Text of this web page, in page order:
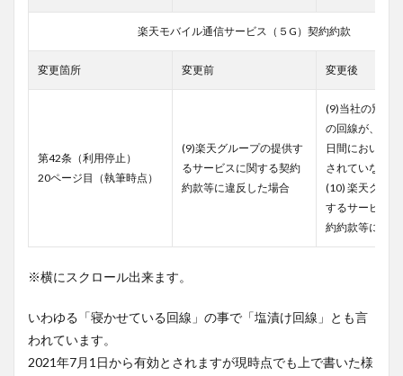
楽天モバイル通信サービス（５G）契約約款
変更箇所 変更前 変更後
第42条（利用停止）
20ページ目（執筆時点）
(9)楽天グループの提供す
るサービスに関する契約
約款等に違反した場合
(9)当社の別途
の回線が、連
日間において
されていない
(10) 楽天グル
するサービス
約約款等に違
※横にスクロール出来ます。
いわゆる「寝かせている回線」の事で「塩漬け回線」とも言
われています。
2021年7月1日から有効とされますが現時点でも上で書いた様